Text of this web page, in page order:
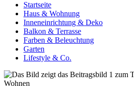
Startseite
Haus & Wohnung
Inneneinrichtung & Deko
Balkon & Terrasse
Farben & Beleuchtung
Garten
Lifestyle & Co.